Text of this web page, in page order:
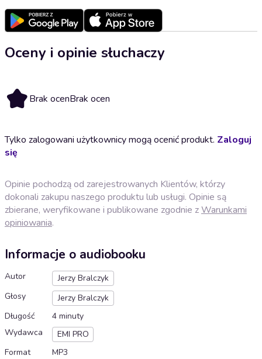
Oceny i opinie słuchaczy
Brak ocenBrak ocen
Tylko zalogowani użytkownicy mogą ocenić produkt. Zaloguj
się
Opinie pochodzą od zarejestrowanych Klientów, którzy
dokonali zakupu naszego produktu lub usługi. Opinie są
zbierane, weryfikowane i publikowane zgodnie zWarunkami
opiniowania.
Informacje o audiobooku
Autor
Jerzy Bralczyk
Głosy
Jerzy Bralczyk
Długość
4 minuty
Wydawca
EMI PRO
Format
MP3